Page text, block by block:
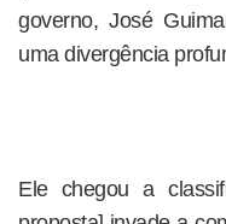
governo, José
uma divergência
Ele chegou a